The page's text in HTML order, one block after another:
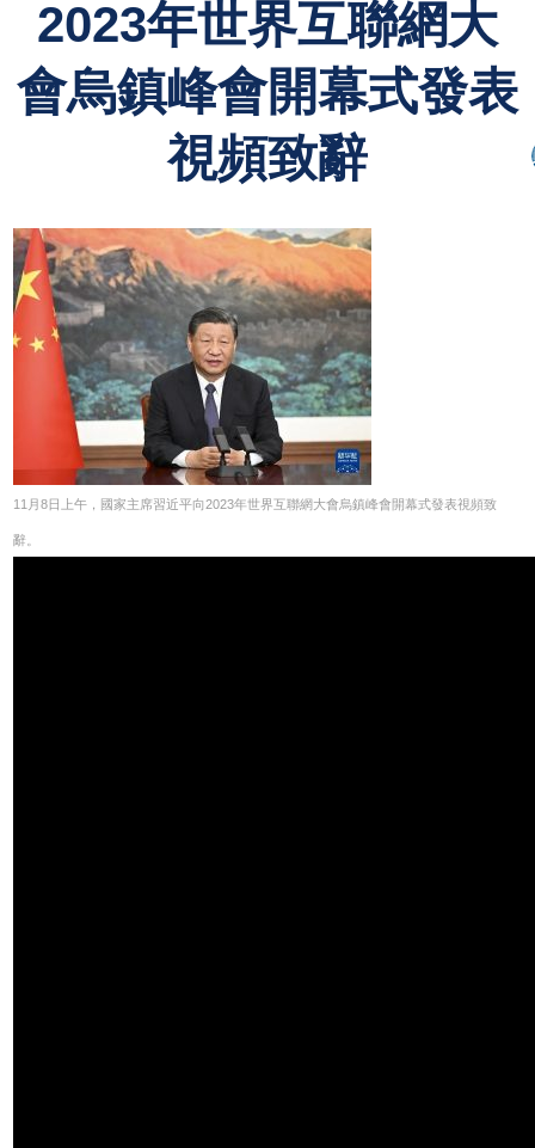
2023年世界互聯網大
會烏鎮峰會開幕式發表
視頻致辭
11月8日上午，國家主席習近平向2023年世界互聯網大會烏鎮峰會開幕式發表視頻致
辭。